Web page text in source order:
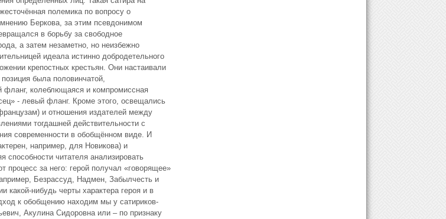
полемика по вопросу о
Беркова, за этим псевдонимом
в борьбу за свободное
а затем незаметно, но неизбежно
идеала истинно добродетельного
крепостных крестьян. Они настаивали
была половинчатой,
фланг, колеблющаяся и компромиссная
- левый фланг. Кроме этого, освещались
и отношения издателей между
тогдашней действительности с
современности в обобщённом виде. И
например, для Новикова) и
читателя анализировать
процесс за него: герой получал «говорящее»
Безрассуд, Надмен, Забылчесть и
нибудь черты характера героя и в
к обобщению находим мы у сатириков-
Акулина Сидоровна или – по признаку